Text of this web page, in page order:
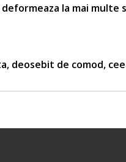
la mai multe
deosebit de comod,